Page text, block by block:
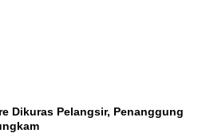
Dikuras Pelangsir, Penanggung